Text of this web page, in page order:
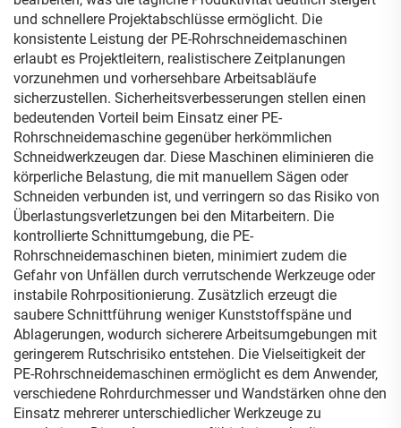
und schnellere Projektabschlüsse ermöglicht. Die
konsistente Leistung der PE-Rohrschneidemaschinen
erlaubt es Projektleitern, realistischere Zeitplanungen
vorzunehmen und vorhersehbare Arbeitsabläufe
sicherzustellen. Sicherheitsverbesserungen stellen einen
bedeutenden Vorteil beim Einsatz einer PE-
Rohrschneidemaschine gegenüber herkömmlichen
Schneidwerkzeugen dar. Diese Maschinen eliminieren die
körperliche Belastung, die mit manuellem Sägen oder
Schneiden verbunden ist, und verringern so das Risiko von
Überlastungsverletzungen bei den Mitarbeitern. Die
kontrollierte Schnittumgebung, die PE-
Rohrschneidemaschinen bieten, minimiert zudem die
Gefahr von Unfällen durch verrutschende Werkzeuge oder
instabile Rohrpositionierung. Zusätzlich erzeugt die
saubere Schnittführung weniger Kunststoffspäne und
Ablagerungen, wodurch sicherere Arbeitsumgebungen mit
geringerem Rutschrisiko entstehen. Die Vielseitigkeit der
PE-Rohrschneidemaschinen ermöglicht es dem Anwender,
verschiedene Rohrdurchmesser und Wandstärken ohne den
Einsatz mehrerer unterschiedlicher Werkzeuge zu